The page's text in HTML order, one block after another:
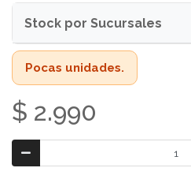
Stock por Sucursales
Pocas unidades.
$ 2.990